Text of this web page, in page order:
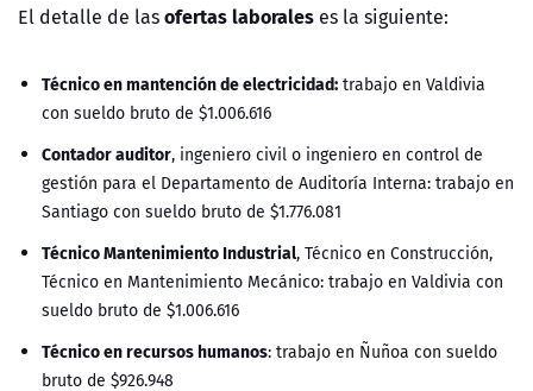
El detalle de lasofertas laborales es la siguiente:
Técnico en mantención de electricidad: trabajo en Valdivia
con sueldo bruto de $1.006.616
Contador auditor, ingeniero civil o ingeniero en control de
gestión para el Departamento de Auditoría Interna: trabajo en
Santiago con sueldo bruto de $1.776.081
Técnico Mantenimiento Industrial, Técnico en Construcción,
Técnico en Mantenimiento Mecánico: trabajo en Valdivia con
sueldo bruto de $1.006.616
Técnico en recursos humanos: trabajo en Ñuñoa con sueldo
bruto de $926.948